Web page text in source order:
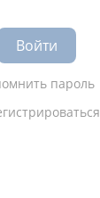
пароль